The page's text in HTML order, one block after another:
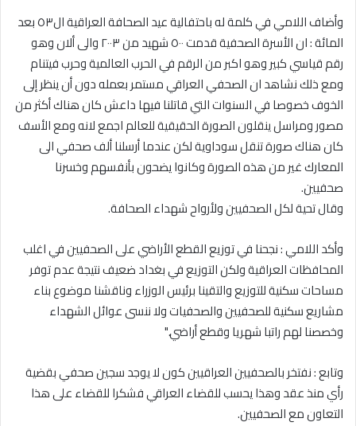
وأضاف اللامي في كلمة له باحتفالية عيد الصحافة العراقية ال٥٣ بعد
المائة : ان الأسرة الصحفية قدمت ٥٠٠ شهيد من ٢٠٠٣ والى ألان وهو
رقم قياسي كبير وهو اكبر من الرقم في الحرب العالمية وحرب فيتنام
ومع ذلك نشاهد ان الصحفي العراقي مستمر بعمله دون أن ينظر إلى
الخوف خصوصا في السنوات التي قاتلنا فيها داعش كان هناك أكثر من
مصور ومراسل ينقلون الصورة الحقيقية للعالم اجمع لانه ومع الأسف
كان هناك صورة تنقل سوداوية لكن عندما أرسلنا ألف صحفي الى
المعارك غير من هذه الصورة وكانوا يضحون بأنفسهم وخسرنا
صحفيين.
وقال تحية لكل الصحفيين ولأرواح شهداء الصحافة.
وأكد اللامي : نجحنا في توزيع القطع الأراضي على الصحفيين في اغلب
المحافظات العراقية ولكن التوزيع في بغداد ضعيف نتيجة عدم توفر
مساحات سكنية للتوزيع والتقينا برئيس الوزراء وناقشنا موضوع بناء
مشاريع سكنية للصحفيين والصحفيات ولا ننسى عوائل الشهداء
وخصصنا لهم راتبا شهريا وقطع أراضي".
وتابع : نفتخر بالصحفيين العراقيين كون لا يوجد سجين صحفي بقضية
رأي منذ عقد وهذا يحسب للقضاء العراقي فشكرا للقضاء على هذا
التعاون مع الصحفيين.